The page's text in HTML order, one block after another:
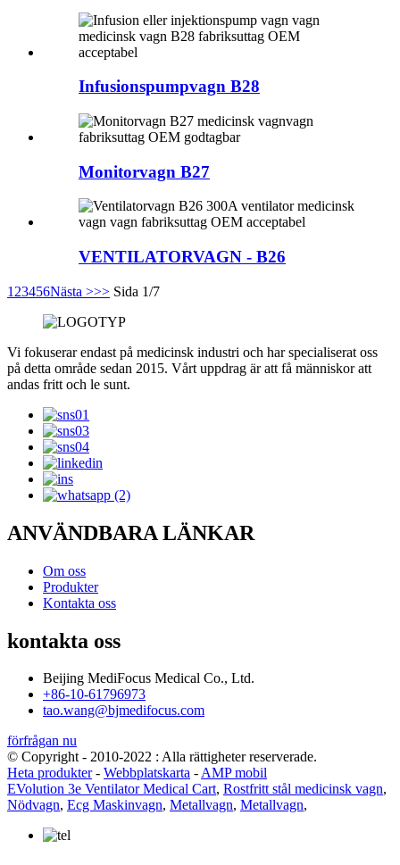
Infusionspumpvagn B28
Monitorvagn B27
VENTILATORVAGN - B26
1 23456Nästa >>> Sida 1/7
Vi fokuserar endast på medicinsk industri och har specialiserat oss
på detta område sedan 2015. Vårt uppdrag är att få människor att
andas fritt och le sunt.
ANVÄNDBARA LÄNKAR
Om oss
Produkter
Kontakta oss
kontakta oss
Beijing MediFocus Medical Co., Ltd.
+86-10-61796973
tao.wang@bjmedifocus.com
förfrågan nu
© Copyright - 2010-2022 : Alla rättigheter reserverade.
Heta produkter- Webbplatskarta -AMP mobil
EVolution 3e Ventilator Medical Cart, Rostfritt stål medicinsk vagn,
Nödvagn, Ecg Maskinvagn, Metallvagn, Metallvagn,